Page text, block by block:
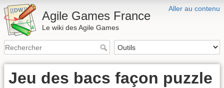
Aller au contenu
Agile Games France
Le wiki des Agile Games
Jeu des bacs façon puzzle